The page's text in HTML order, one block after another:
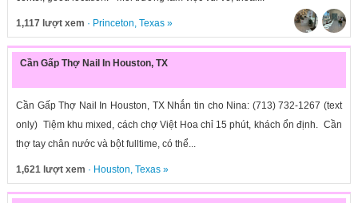
1,117 lượt xem · Princeton, Texas»
Cần Gấp Thợ Nail In Houston, TX
Cần Gấp Thợ Nail In Houston, TX Nhắn tin cho Nina: (713) 732-1267 (text
only) Tiệm khu mixed, cách chợ Việt Hoa chỉ 15 phút, khách ổn định. Cần
thợ tay chân nước và bột fulltime, có thể...
1,621 lượt xem · Houston, Texas»